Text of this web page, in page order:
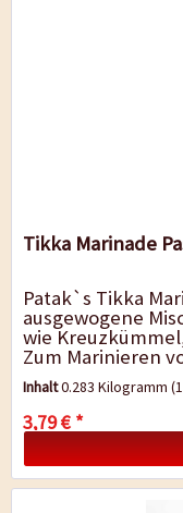
Tikka Marinade
Patak`s Tikka
ausgewogene
wie
Zum Marinieren
leckeres Tikka-
Inhalt0.283 Kilogramm
3,79 € *